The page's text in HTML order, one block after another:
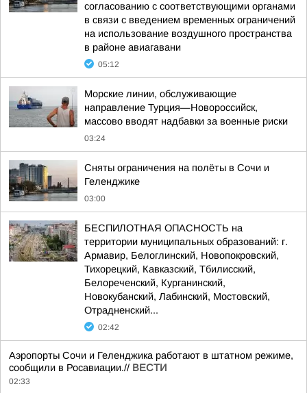
согласованию с соответствующими органами
в связи с введением временных ограничений
на использование воздушного пространства
в районе авиагавани
05:12
Морские линии, обслуживающие
направление Турция—Новороссийск,
массово вводят надбавки за военные риски
03:24
Сняты ограничения на полёты в Сочи и
Геленджике
03:00
БЕСПИЛОТНАЯ ОПАСНОСТЬ на
территории муниципальных образований: г.
Армавир, Белоглинский, Новопокровский,
Тихорецкий, Кавказский, Тбилисский,
Белореченский, Курганинский,
Новокубанский, Лабинский, Мостовский,
Отрадненский...
02:42
Аэропорты Сочи и Геленджика работают в штатном режиме,
сообщили в Росавиации.// ВЕСТИ
02:33